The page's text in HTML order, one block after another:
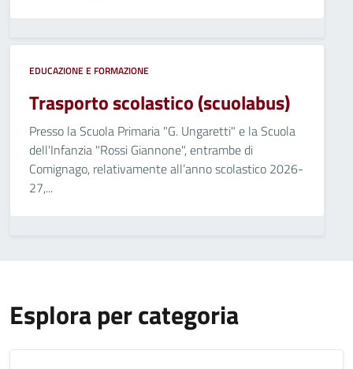
EDUCAZIONE E FORMAZIONE
Trasporto scolastico (scuolabus)
Presso la Scuola Primaria "G. Ungaretti" e la Scuola
dell'Infanzia "Rossi Giannone", entrambe di
Comignago, relativamente all’anno scolastico 2026-
27,...
Esplora per categoria